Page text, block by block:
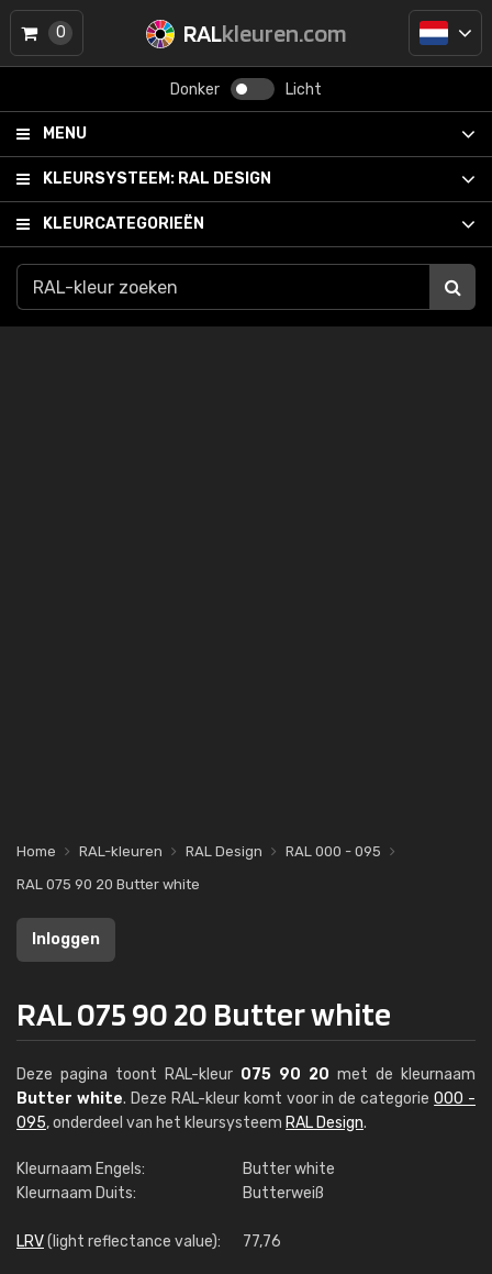
RALkleuren.com
Donker Licht
MENU
KLEURSYSTEEM: RAL DESIGN
KLEURCATEGORIEËN
0
Home RAL-kleuren RAL Design
RAL 000 - 095
RAL 075 90 20 Butter white
Inloggen
RAL 075 90 20 Butter white
Deze pagina toont RAL-kleur 075 90 20 met de kleurnaam
Butter white. Deze RAL-kleur komt voor in de categorie000 -
095, onderdeel van het kleursysteem RAL Design.
Kleurnaam Engels:
Butter white
Kleurnaam Duits:
Butterweiß
LRV(light reflectance value): 77,76